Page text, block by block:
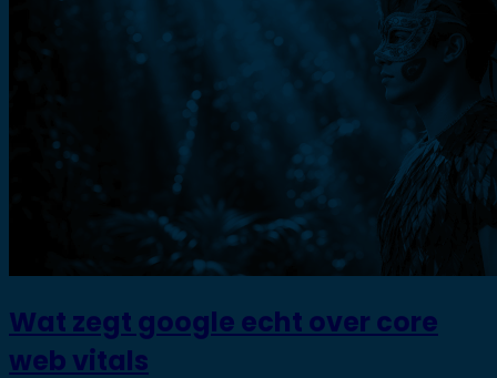
Wat zegt google echt over core
web vitals